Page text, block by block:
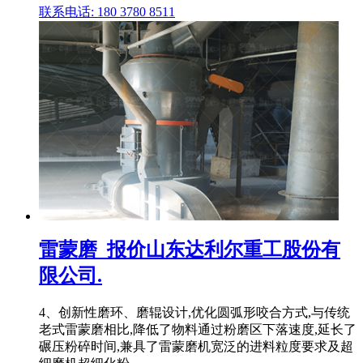
联系电话: 180 3780 8511
雷蒙磨_报价山东达利尔重工股份有
限公司.
4、创新性磨环、磨辊设计,优化圆弧形咬合方式,与传统
老式雷蒙磨相比,降低了物料通过粉磨区下落速度,延长了
碾压粉碎时间,兼具了雷蒙磨机宽泛的进料粒度要求及超